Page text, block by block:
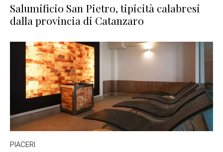
Salumificio San Pietro, tipicità calabresi
dalla provincia di Catanzaro
PIACERI